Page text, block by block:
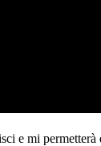
e mi